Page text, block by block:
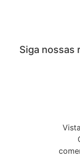
Siga nossas